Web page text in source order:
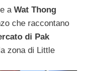
a Wat Thong
che raccontano
di Pak
zona di Little